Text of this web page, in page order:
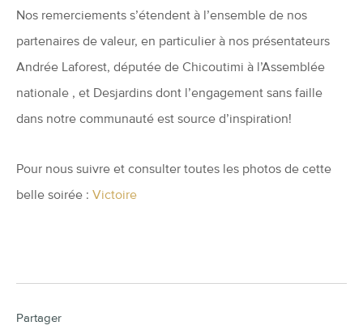
Nos remerciements s’étendent à l’ensemble de nos
partenaires de valeur, en particulier à nos présentateurs
Andrée Laforest, députée de Chicoutimi à l’Assemblée
nationale , et Desjardins dont l’engagement sans faille
dans notre communauté est source d’inspiration!
Pour nous suivre et consulter toutes les photos de cette
belle soirée : Victoire
Partager